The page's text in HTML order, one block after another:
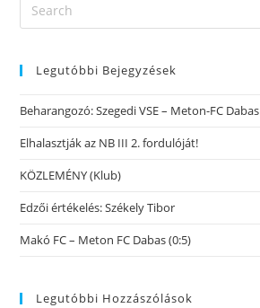
Legutóbbi Bejegyzések
Beharangozó: Szegedi VSE – Meton-FC Dabas
Elhalasztják az NB III 2. fordulóját!
KÖZLEMÉNY (Klub)
Edzői értékelés: Székely Tibor
Makó FC – Meton FC Dabas (0:5)
Legutóbbi Hozzászólások